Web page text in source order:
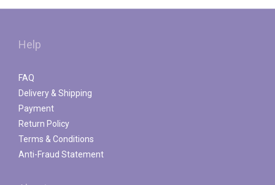
Help
FAQ
Delivery & Shipping
Payment
Return Policy
Terms & Conditions
Anti-Fraud Statement